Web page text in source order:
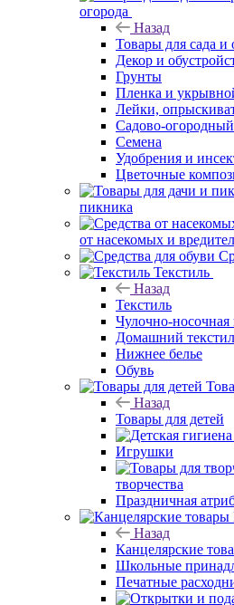
огорода
Назад
Товары для сада и
Декор и
Грунты
Пленка и
Лейки,
Садово-
Семена
Удобрения и
Цветочные
пикника
от насекомых и
Текстиль
Назад
Текстиль
Чулочно-
Домашний
Нижнее белье
Обувь
Назад
Товары для детей
Игрушки
творчества
Праздничная
Назад
Канцелярские
Школьные
Печатные